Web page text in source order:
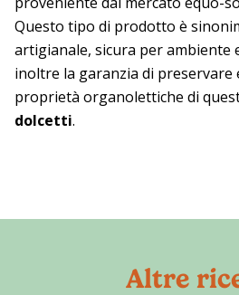
Questo tipo di prodotto è
artigianale, sicura per ambiente
inoltre la garanzia di preservare
proprietà organolettiche di
dolcetti.
Altre